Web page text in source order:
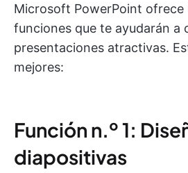
Microsoft PowerPoint ofrece
funciones que te ayudarán a
presentaciones atractivas.
mejores:
Función n.º 1:
diapositivas